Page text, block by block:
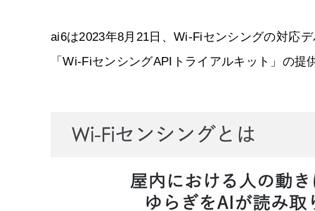
ai6は2023年8月21日、Wi-Fiセンシングの対応
「Wi-FiセンシングAPIトライアルキット」の提